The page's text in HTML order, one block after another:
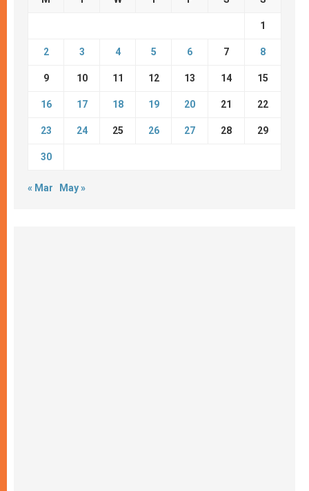
1
2 3 4 5 6 7 8
9 10 11 12 13 14 15
16 17 18 19 20 21 22
23 24 25 26 27 28 29
30
« Mar May »